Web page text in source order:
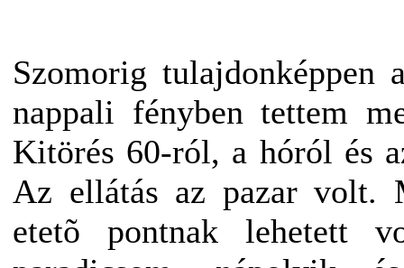
Szomorig tulajdonképpen
nappali fényben tettem
Kitörés 60-ról, a hóról és
Az ellátás az pazar volt.
etetõ pontnak lehetett